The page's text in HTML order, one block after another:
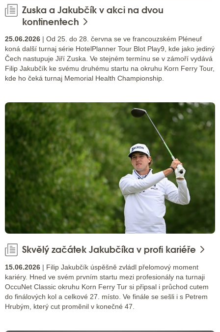
Zuska a Jakubčík v akci na dvou
kontinentech
25.06.2026 | Od 25. do 28. června se ve francouzském Pléneuf
koná další turnaj série HotelPlanner Tour Blot Play9, kde jako jediný
Čech nastupuje Jiří Zuska. Ve stejném termínu se v zámoří vydává
Filip Jakubčík ke svému druhému startu na okruhu Korn Ferry Tour,
kde ho čeká turnaj Memorial Health Championship.
Skvělý začátek Jakubčíka v profi kariéře
15.06.2026 | Filip Jakubčík úspěšně zvládl přelomový moment
kariéry. Hned ve svém prvním startu mezi profesionály na turnaji
OccuNet Classic okruhu Korn Ferry Tur si připsal i průchod cutem
do finálových kol a celkové 27. místo. Ve finále se sešli i s Petrem
Hrubým, který cut proměnil v konečné 47.